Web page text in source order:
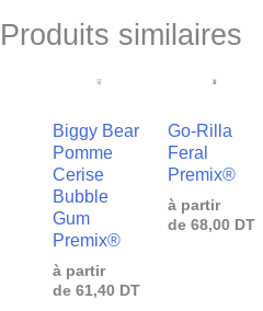
Produits similaires
Biggy Bear
Pomme
Cerise
Bubble
Gum
Premix®
à partir
de 61,40 DT
Go-Rilla
Feral
Premix®
à partir
de 68,00 DT